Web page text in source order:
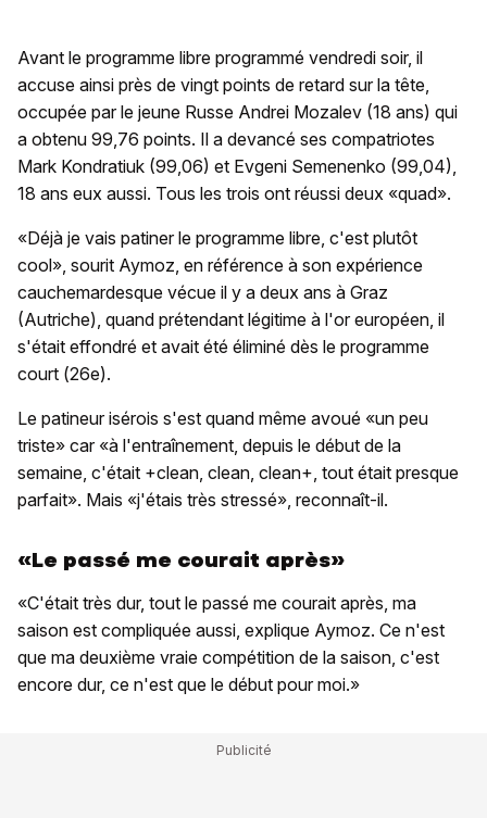
Avant le programme libre programmé vendredi soir, il
accuse ainsi près de vingt points de retard sur la tête,
occupée par le jeune Russe Andrei Mozalev (18 ans) qui
a obtenu 99,76 points. Il a devancé ses compatriotes
Mark Kondratiuk (99,06) et Evgeni Semenenko (99,04),
18 ans eux aussi. Tous les trois ont réussi deux «quad».
«Déjà je vais patiner le programme libre, c'est plutôt
cool», sourit Aymoz, en référence à son expérience
cauchemardesque vécue il y a deux ans à Graz
(Autriche), quand prétendant légitime à l'or européen, il
s'était effondré et avait été éliminé dès le programme
court (26e).
Le patineur isérois s'est quand même avoué «un peu
triste» car «à l'entraînement, depuis le début de la
semaine, c'était +clean, clean, clean+, tout était presque
parfait». Mais «j'étais très stressé», reconnaît-il.
«Le passé me courait après»
«C'était très dur, tout le passé me courait après, ma
saison est compliquée aussi, explique Aymoz. Ce n'est
que ma deuxième vraie compétition de la saison, c'est
encore dur, ce n'est que le début pour moi.»